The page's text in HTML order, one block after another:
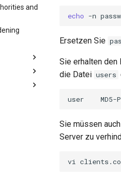
and
panic
echo -n
Ersetzen Sie
Sie erhalten den
die Datei users
user MD5-
Sie müssen
Server zu
vi